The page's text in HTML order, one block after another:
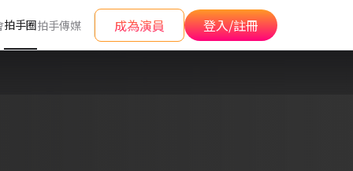
拍手圈拍手傳媒 成為演員 登入/註冊